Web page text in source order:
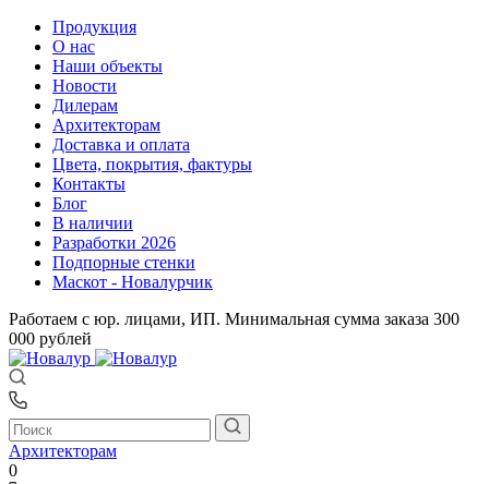
Продукция
О нас
Наши объекты
Новости
Дилерам
Архитекторам
Доставка и оплата
Цвета, покрытия, фактуры
Контакты
Блог
В наличии
Разработки 2026
Подпорные стенки
Маскот - Новалурчик
Работаем с юр. лицами, ИП. Минимальная сумма заказа 300
000 рублей
Архитекторам
0